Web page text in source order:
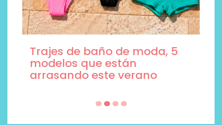
Trajes de baño de moda, 5
modelos que están
arrasando este verano